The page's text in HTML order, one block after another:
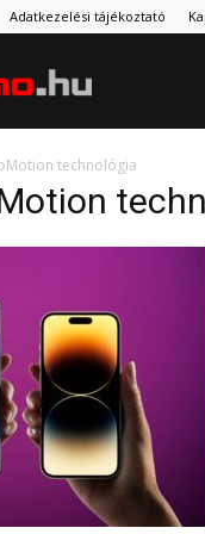
Adatkezelési tájékoztató
Mobilissimo.hu
technológia